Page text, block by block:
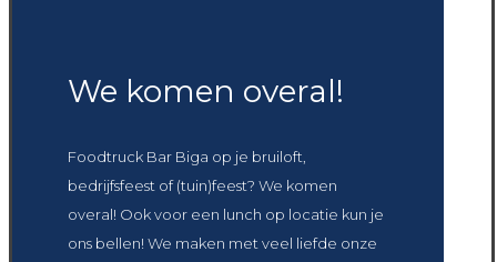
We komen overal!
Foodtruck Bar Biga op je bruiloft,
bedrijfsfeest of (tuin)feest? We komen
overal! Ook voor een lunch op locatie kun je
ons bellen! We maken met veel liefde onze